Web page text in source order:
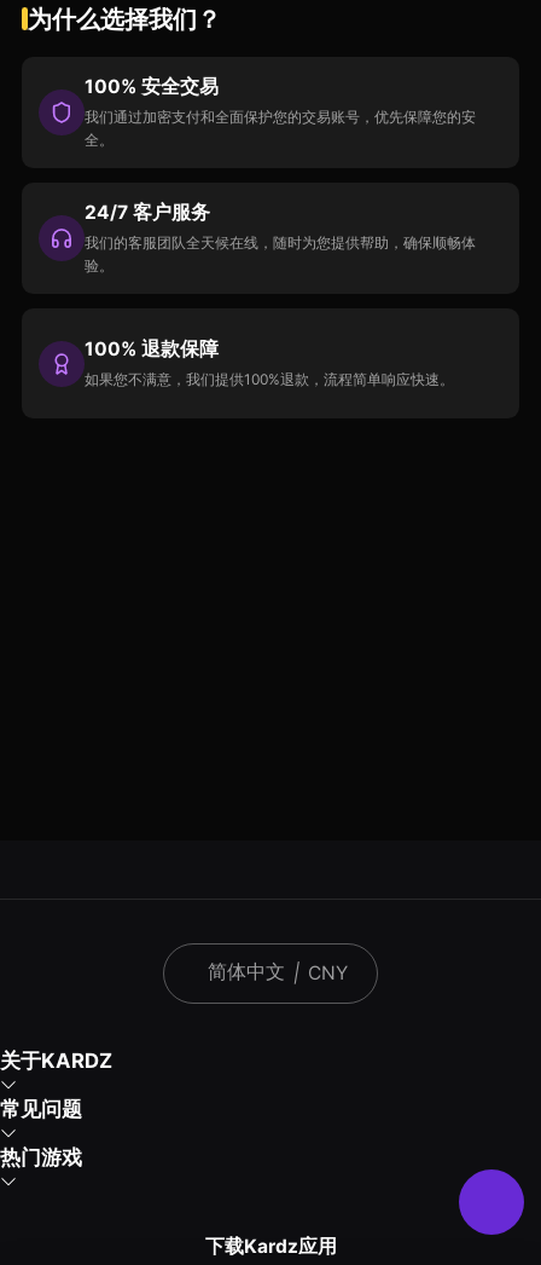
为什么选择我们？
100% 安全交易
我们通过加密支付和全面保护您的交易账号，优先保障您的安
全。
24/7 客户服务
我们的客服团队全天候在线，随时为您提供帮助，确保顺畅体
验。
100% 退款保障
如果您不满意，我们提供100%退款，流程简单响应快速。
简体中文 | CNY
关于KARDZ
常见问题
热门游戏
下载Kardz应用